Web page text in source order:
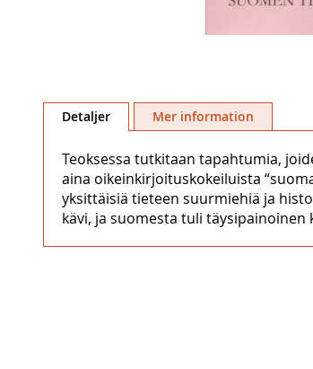
till
bildgalleriet
Detaljer
Teoksessa tutkitaan tapahtumia,
aina oikeinkirjoituskokeiluista
yksittäisiä tieteen suurmiehiä ja
kävi, ja suomesta tuli täysipainoinen
Mer information